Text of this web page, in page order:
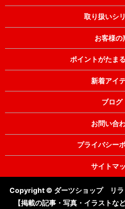
取り扱いシ
お客様の
ポイントがたま
新着アイ
ブログ
お問い合
プライバシー
サイトマ
Copyright © ダーツショップ リラ
【掲載の記事・写真・イラストな